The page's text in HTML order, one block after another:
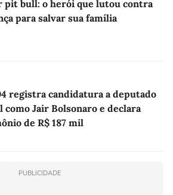
pit bull: o herói que lutou contra
para salvar sua família
registra candidatura a deputado
como Jair Bolsonaro e declara
de R$ 187 mil
PUBLICIDADE